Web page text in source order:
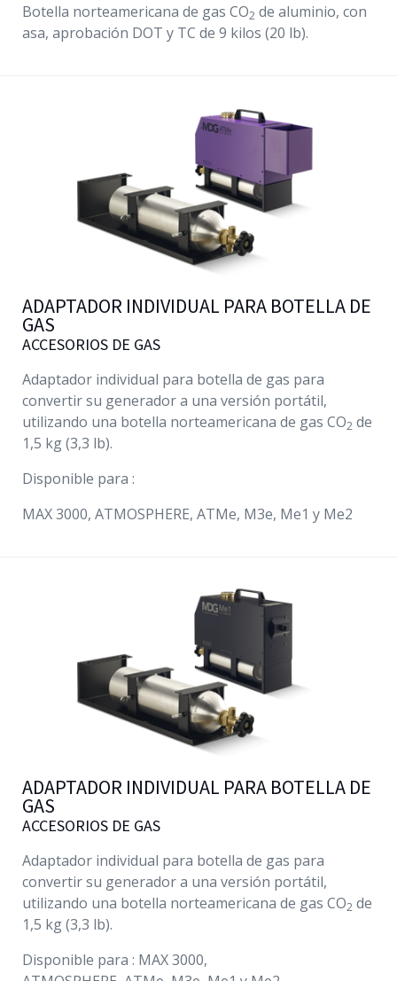
Botella norteamericana de gas CO2 de aluminio, con
asa, aprobación DOT y TC de 9 kilos (20 lb).
ADAPTADOR INDIVIDUAL PARA BOTELLA DE
GAS
ACCESORIOS DE GAS
Adaptador individual para botella de gas para
convertir su generador a una versión portátil,
utilizando una botella norteamericana de gas CO2 de
1,5 kg (3,3 lb).
Disponible para :
MAX 3000, ATMOSPHERE, ATMe, M3e, Me1 y Me2
ADAPTADOR INDIVIDUAL PARA BOTELLA DE
GAS
ACCESORIOS DE GAS
Adaptador individual para botella de gas para
convertir su generador a una versión portátil,
utilizando una botella norteamericana de gas CO2 de
1,5 kg (3,3 lb).
Disponible para : MAX 3000,